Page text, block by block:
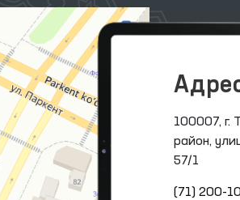
100007, г.
район,
57/1
(71) 200-